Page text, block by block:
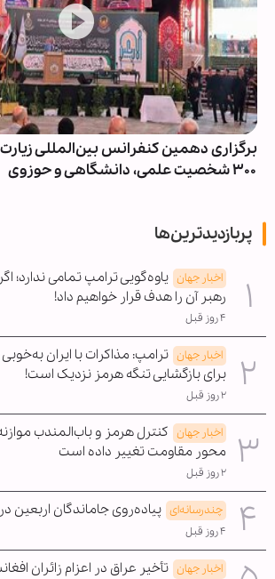
برگزاری دهمین کنفرانس بین‌المللی
۳۰۰ شخصیت‌ علمی، دانشگاهی و حوزوی
پربازدیدترین‌ها
اخبار جهان یاوه‌گویی ترامپ تمامی ندارد؛
رهبر آن را هدف قرار خواهیم داد!
۴ روز قبل
اخبار جهان ترامپ: مذاکرات با ایران
برای بازگشایی تنگه هرمز نزدیک است!
۲ روز قبل
اخبار جهان کنترل هرمز و باب‌المندب
محور مقاومت تغییر داده است
۲ روز قبل
چندرسانه‌ای پیاده‌روی جاماندگان اربعین
۴ روز قبل
اخبار جهان تأخیر عراق در اعزام زائران